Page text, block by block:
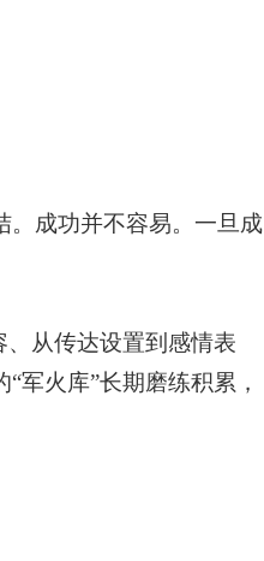
。成功并不容易。一旦成
、从传达设置到感情表
军火库”长期磨练积累，